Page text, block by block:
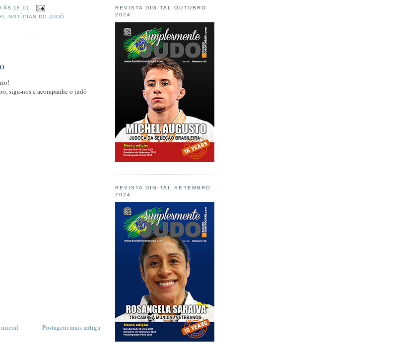
ÀS18:01
,NOTÍCIAS DO JUDÔ
siga-nos e acompanhe o judô
Postagem mais antiga
inicial
REVISTA DIGITAL OUTUBRO
2024
REVISTA DIGITAL SETEMBRO
2024